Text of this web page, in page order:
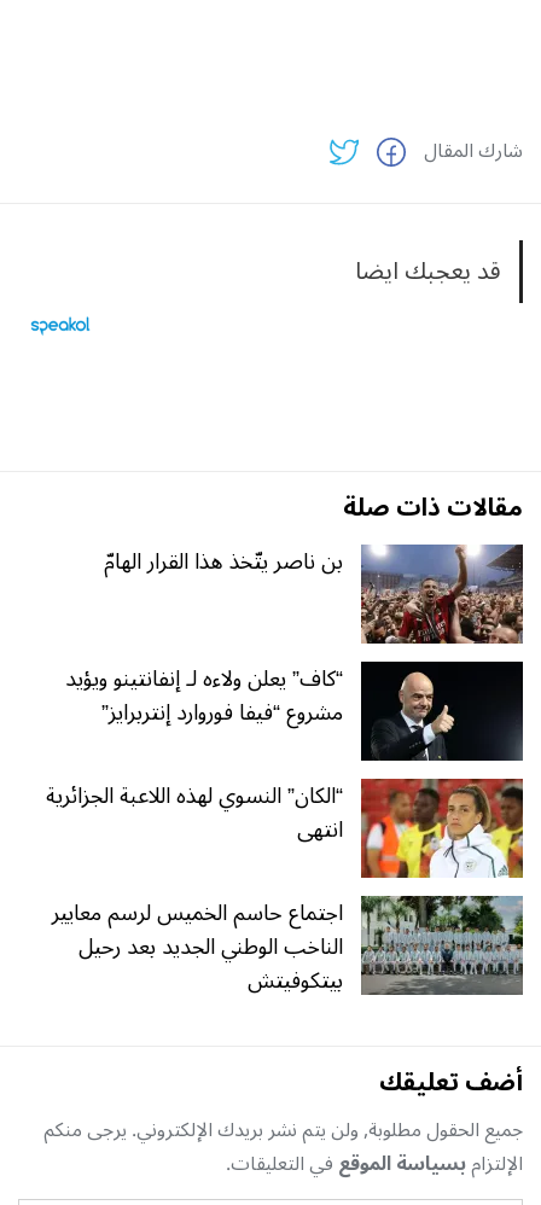
شارك المقال
قد يعجبك ايضا
مقالات ذات صلة
بن ناصر يتّخذ هذا القرار الهامّ
“كاف” يعلن ولاءه لـ إنفانتينو ويؤيد
مشروع “فيفا فوروارد إنتربرايز”
“الكان” النسوي لهذه اللاعبة الجزائرية
انتهى
اجتماع حاسم الخميس لرسم معايير
الناخب الوطني الجديد بعد رحيل
بيتكوفيتش
أضف تعليقك
جميع الحقول مطلوبة, ولن يتم نشر بريدك الإلكتروني. يرجى منكم
الإلتزامبسياسة الموقعفي التعليقات.